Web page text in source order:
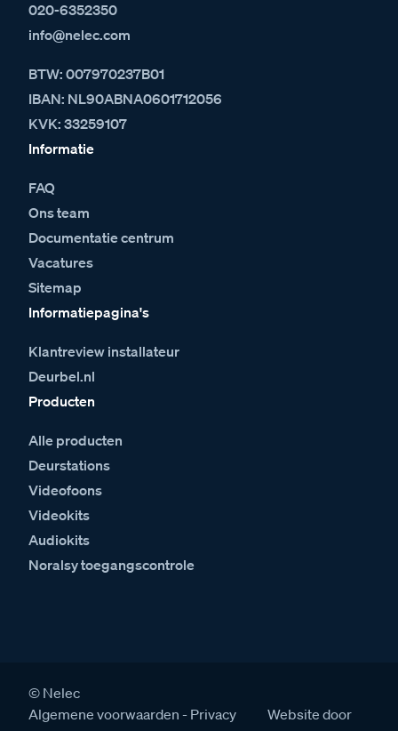
020-6352350
info@nelec.com
BTW: 007970237B01
IBAN: NL90ABNA0601712056
KVK: 33259107
Informatie
FAQ
Ons team
Documentatie centrum
Vacatures
Sitemap
Informatiepagina's
Klantreview installateur
Deurbel.nl
Producten
Alle producten
Deurstations
Videofoons
Videokits
Audiokits
Noralsy toegangscontrole
© Nelec
Algemene voorwaarden
Privacy
Website door